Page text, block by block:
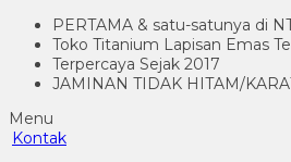
PERTAMA & satu-satunya di
Toko Titanium Lapisan Emas
Terpercaya Sejak 2017
JAMINAN TIDAK HITAM/
Menu
Kontak